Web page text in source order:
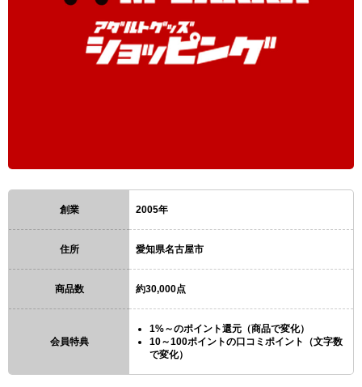
創業 2005年
住所 愛知県名古屋市
商品数 約30,000点
会員特典
1%～のポイント還元（商品で変化）
10～100ポイントの口コミポイント（文字数
で変化）